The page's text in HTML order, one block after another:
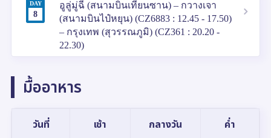
DAY
8
อูลู่มู่ฉี (สนามบินเทียนซาน) – กวางเจา
(สนามบินไป๋หยุน) (CZ6883 : 12.45 - 17.50)
– กรุงเทพ (สุวรรณภูมิ) (CZ361 : 20.20 -
22.30)
มื้ออาหาร
วันที่ เช้า กลางวัน ค่ำ